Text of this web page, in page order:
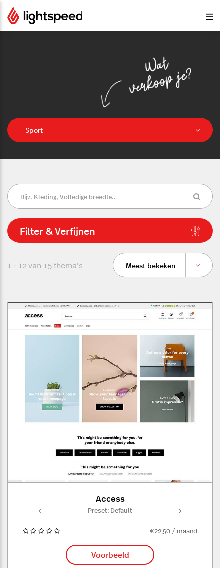
Sport
1 - 12 van 15thema's Meest bekeken
Filter & Verfijnen
Access
Preset: Default
€22,50 / maand
Voorbeeld